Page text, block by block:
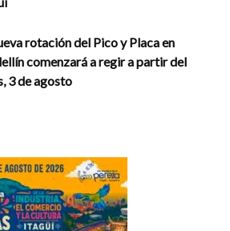
rotación del Pico y Placa en
comenzará a regir a partir del
3 de agosto